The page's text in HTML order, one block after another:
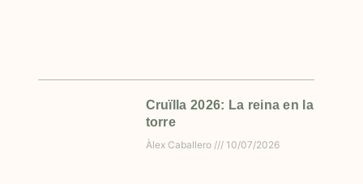
Cruïlla 2026: La reina en la
torre
Àlex Caballero 10/07/2026